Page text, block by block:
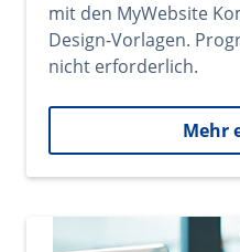
mit den MyWebsite
Design-Vorlagen.
nicht erforderlich.
Mehr